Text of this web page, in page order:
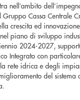
nell’ambito
Gruppo Cassa Centrale
crescita ed
piano di sviluppo
2024-2027,
Integrato con
rete idrica e degli
del